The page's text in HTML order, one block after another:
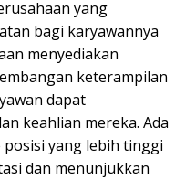
yang
bagi karyawannya
menyediakan
keterampilan
dapat
keahlian mereka. Ada
yang lebih tinggi
dan menunjukkan